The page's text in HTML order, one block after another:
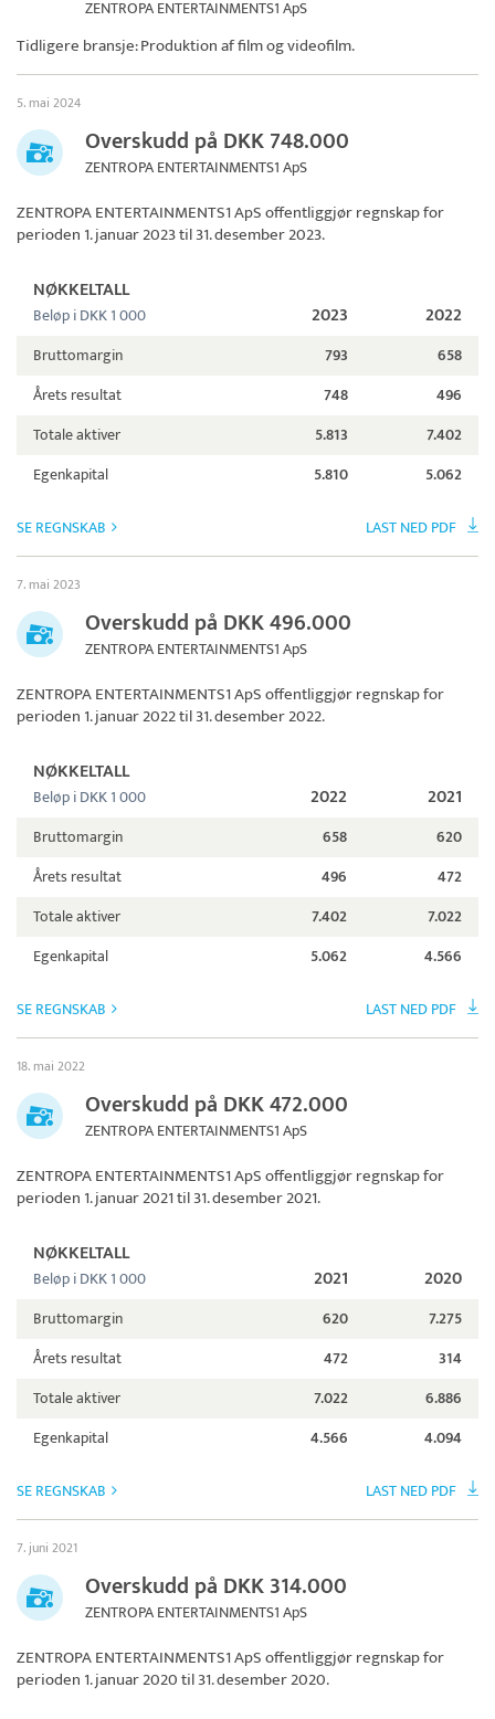
ZENTROPA ENTERTAINMENTS1 ApS
Tidligere bransje: Produktion af film og videofilm.
5. mai 2024
Overskudd på DKK 748.000
ZENTROPA ENTERTAINMENTS1 ApS
ZENTROPA ENTERTAINMENTS1 ApSoffentliggjør regnskap for
perioden 1. januar 2023 til 31. desember 2023.
NØKKELTALL
Beløp i DKK 1 000 2023 2022
Bruttomargin 793
658
Årets resultat
748
496
Totale aktiver
5.813
7.402
Egenkapital
5.810 5.062
SE REGNSKAB LAST NED PDF
7. mai 2023
Overskudd på DKK 496.000
ZENTROPA ENTERTAINMENTS1 ApS
ZENTROPA ENTERTAINMENTS1 ApSoffentliggjør regnskap for
perioden 1. januar 2022 til 31. desember 2022.
NØKKELTALL
Beløp i DKK 1 000 2022 2021
Bruttomargin 658
620
Årets resultat
496
472
Totale aktiver
7.402
7.022
Egenkapital
5.062 4.566
SE REGNSKAB LAST NED PDF
18. mai 2022
Overskudd på DKK 472.000
ZENTROPA ENTERTAINMENTS1 ApS
ZENTROPA ENTERTAINMENTS1 ApSoffentliggjør regnskap for
perioden 1. januar 2021 til 31. desember 2021.
NØKKELTALL
Beløp i DKK 1 000 2021 2020
Bruttomargin 620
7.275
Årets resultat
472
314
Totale aktiver
7.022
6.886
Egenkapital
4.566 4.094
SE REGNSKAB LAST NED PDF
7. juni 2021
Overskudd på DKK 314.000
ZENTROPA ENTERTAINMENTS1 ApS
ZENTROPA ENTERTAINMENTS1 ApSoffentliggjør regnskap for
perioden 1. januar 2020 til 31. desember 2020.